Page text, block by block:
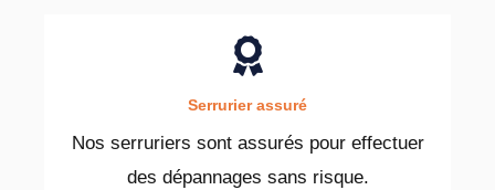
Serrurier assuré
Nos serruriers sont assurés pour effectuer
des dépannages sans risque.